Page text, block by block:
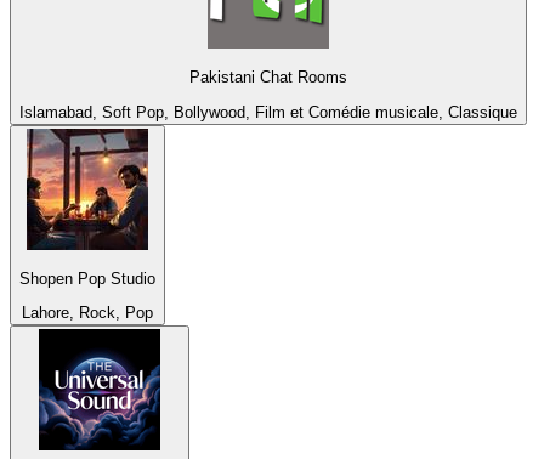
Pakistani Chat Rooms
Islamabad, Soft Pop, Bollywood, Film et Comédie musicale, Classique
Shopen Pop Studio
Lahore, Rock, Pop